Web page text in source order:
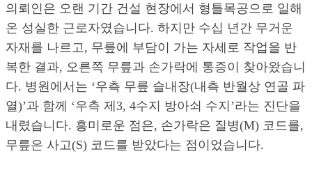
의뢰인은 오랜 기간 건설 현장에서 형틀목공으로 일해
온 성실한 근로자였습니다. 하지만 수십 년간 무거운
자재를 나르고, 무릎에 부담이 가는 자세로 작업을 반
복한 결과, 오른쪽 무릎과 손가락에 통증이 찾아왔습니
다. 병원에서는 ‘우측 무릎 슬내장(내측 반월상 연골 파
열)’과 함께 ‘우측 제3, 4수지 방아쇠 수지’라는 진단을
내렸습니다. 흥미로운 점은, 손가락은 질병(M) 코드를,
무릎은 사고(S) 코드를 받았다는 점이었습니다.